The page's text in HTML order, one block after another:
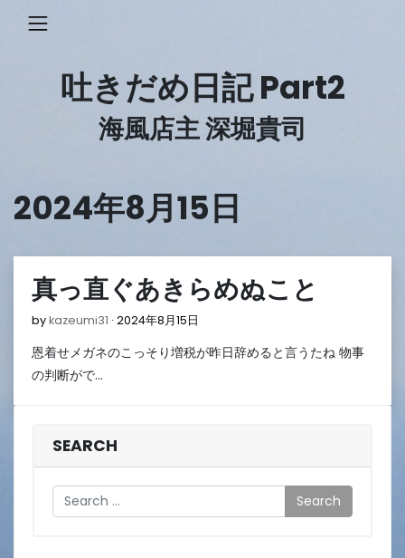
吐きだめ日記 Part2
海風店主 深堀貴司
2024年8月15日
真っ直ぐあきらめぬこと
bykazeumi31 2024年8月15日
8
恩着せメガネのこっそり増税が昨日辞めると言うたね 物事
の判断がで…
SEARCH
Search